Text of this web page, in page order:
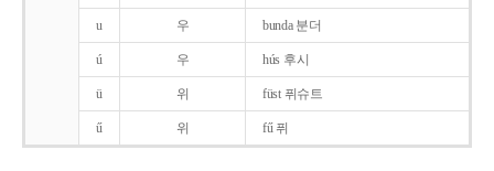
u 우 bunda 분더
ú 우 hús 후시
ü 위 füst 퓌슈트
ű 위 fű 퓌